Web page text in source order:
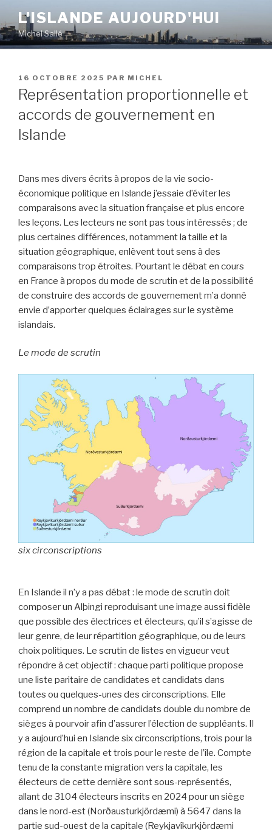
au
contenu
principal
L'ISLANDE AUJOURD'HUI
Michel Sallé
PUBLIÉ
LE
16 OCTOBRE 2025 PAR MICHEL
Représentation proportionnelle et
accords de gouvernement en
Islande
Dans mes divers écrits à propos de la vie socio-
économique politique en Islande j’essaie d’éviter les
comparaisons avec la situation française et plus encore
les leçons. Les lecteurs ne sont pas tous intéressés ; de
plus certaines différences, notamment la taille et la
situation géographique, enlèvent tout sens à des
comparaisons trop étroites. Pourtant le débat en cours
en France à propos du mode de scrutin et de la possibilité
de construire des accords de gouvernement m’a donné
envie d’apporter quelques éclairages sur le système
islandais.
Le mode de scrutin
six circonscriptions
En Islande il n’y a pas débat : le mode de scrutin doit
composer un Alþingi reproduisant une image aussi fidèle
que possible des électrices et électeurs, qu’il s’agisse de
leur genre, de leur répartition géographique, ou de leurs
choix politiques. Le scrutin de listes en vigueur veut
répondre à cet objectif : chaque parti politique propose
une liste paritaire de candidates et candidats dans
toutes ou quelques-unes des circonscriptions. Elle
comprend un nombre de candidats double du nombre de
sièges à pourvoir afin d’assurer l’élection de suppléants. Il
y a aujourd’hui en Islande six circonscriptions, trois pour la
région de la capitale et trois pour le reste de l’île. Compte
tenu de la constante migration vers la capitale, les
électeurs de cette dernière sont sous-représentés,
allant de 3104 électeurs inscrits en 2024 pour un siège
dans le nord-est (Norðausturkjördæmi) à 5647 dans la
partie sud-ouest de la capitale (Reykjavíkurkjördæmi